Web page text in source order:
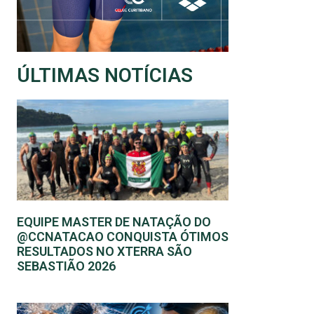
ÚLTIMAS NOTÍCIAS
EQUIPE MASTER DE NATAÇÃO DO
@CCNATACAO CONQUISTA ÓTIMOS
RESULTADOS NO XTERRA SÃO
SEBASTIÃO 2026